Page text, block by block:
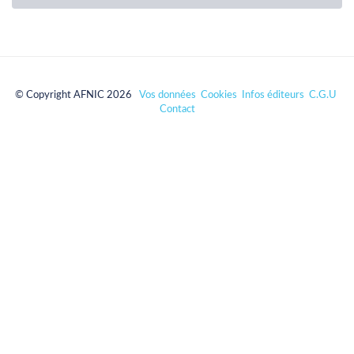
© Copyright AFNIC 2026 Vos données Cookies Infos éditeurs C.G.U
Contact